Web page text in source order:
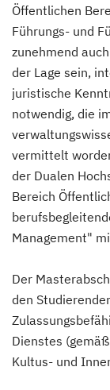
Öffentlichen
Führungs- und
zunehmend
der Lage sein,
juristische
notwendig, die
vermittelt
der Dualen
Bereich
Management"
Der
den
Dienstes
Kultus- und